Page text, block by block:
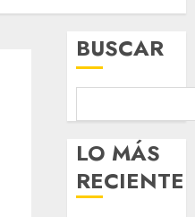
BUSCAR
LO MÁS
RECIENTE